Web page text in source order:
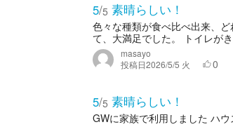
5/5 素晴らしい！
色々な種類が食べ比べ出来、
て、大満足でした。 トイレが
masayo
投稿日2026/5/5 火 0
5/5 素晴らしい！
GWに家族で利用しました ハ